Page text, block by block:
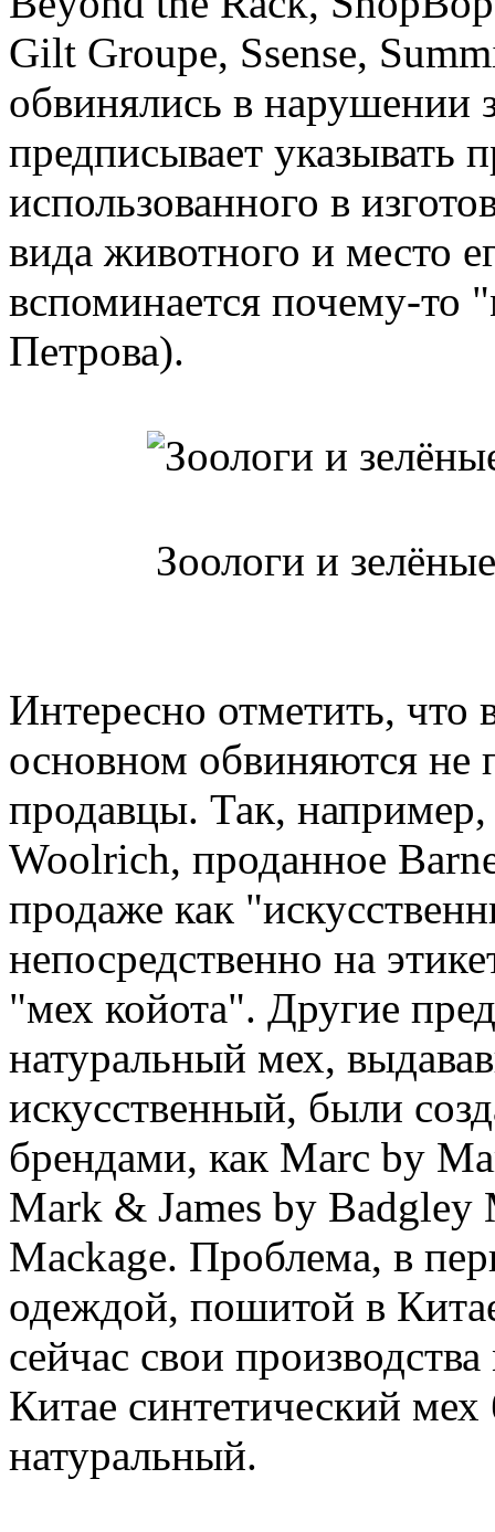
Gilt Groupe, Ssense,
обвинялись в нарушении
предписывает указывать
использованного в
вида животного и место
вспоминается почему-то
Петрова).
Зоологи и
Интересно отметить, что
основном обвиняются не
продавцы. Так, например,
Woolrich, проданное
продаже как
непосредственно на
"мех койота". Другие
натуральный мех,
искусственный, были
брендами, как Marc by
Mark & James by
Mackage. Проблема, в
одеждой, пошитой в
сейчас свои
Китае синтетический
натуральный.